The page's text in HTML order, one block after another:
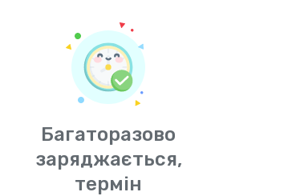
Багаторазово
заряджається,
термін